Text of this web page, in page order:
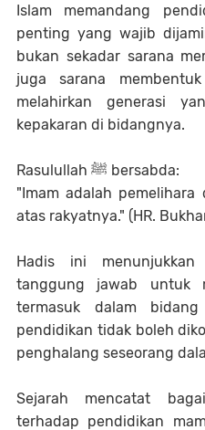
Islam memandang
penting yang wajib
bukan sekadar sarana
juga sarana
melahirkan generasi
kepakaran di bidangnya.
Rasulullah ﷺ bersabda:
"Imam adalah
atas rakyatnya." (HR.
Hadis ini
tanggung jawab untuk
termasuk dalam
pendidikan tidak boleh
penghalang seseorang
Sejarah mencatat
terhadap pendidikan